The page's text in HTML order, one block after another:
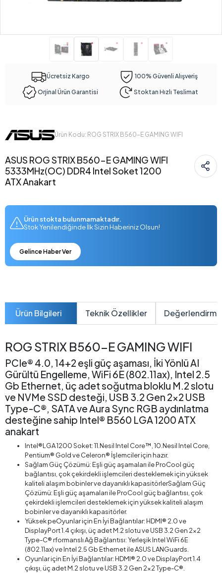
Ücretsiz Kargo 100% Güvenli Alışveriş
Orjinal Ürün Garantisi Stoktan Hızlı Teslimat
Ürün Kodu: ROG STRIX B560-E GAMING WIFI
ASUS ROG STRIX B560-E GAMING WIFI
5333MHz(OC) DDR4 Intel Soket 1200
ATX Anakart
Ürün stokta bulunmamaktadır.
Stok Yenilendiğinde İlk Sizin Haberiniz Olsun!
Gelince Haber Ver
Ürün Bilgileri Teknik Özellikler
ROG STRIX B560-E GAMING WIFI
PCIe® 4.0, 14+2 eşli güç aşaması, İki Yönlü AI
Gürültü Engelleme, WiFi 6E (802.11ax), Intel 2.5
Gb Ethernet, üç adet soğutma bloklu M.2 slotu
ve NVMe SSD desteği, USB 3.2 Gen 2x2 USB
Type-C®, SATA ve Aura Sync RGB aydınlatma
desteğine sahip Intel® B560 LGA 1200 ATX
anakart
Intel®LGA 1200 Soket: 11.Nesil Intel Core™, 10.Nesil Intel Core,
Pentium® Gold ve Celeron® İşlemciler için hazır.
Sağlam Güç Çözümü: Eşli güç aşamaları ile ProCool güç
bağlantısı, çok çekirdekli işlemcileri desteklemek için yüksek
kaliteli alaşım bobinler ve dayanıklı kapasitörlerSağlam Güç
Çözümü: Eşli güç aşamaları ile ProCool güç bağlantısı, çok
çekirdekli işlemcileri desteklemek için yüksek kaliteli alaşım
bobinler ve dayanıklı kapasitörler.
Yüksek peOyunlar için En İyi Bağlantılar: HDMI® 2.0 ve
DisplayPort 1.4 çıkışı, üç adet M.2 slotu ve USB 3.2 Gen 2x2
Type-C® rformanslı Ağ Bağlantısı: Yerleşik Intel WiFi 6E
(802.11ax) ve Intel 2.5 Gb Ethernet ile ASUS LANGuards.
Oyunlar için En İyi Bağlantılar: HDMI® 2.0 ve DisplayPort 1.4
çıkışı, üç adet M.2 slotu ve USB 3.2 Gen 2x2 Type-C®.